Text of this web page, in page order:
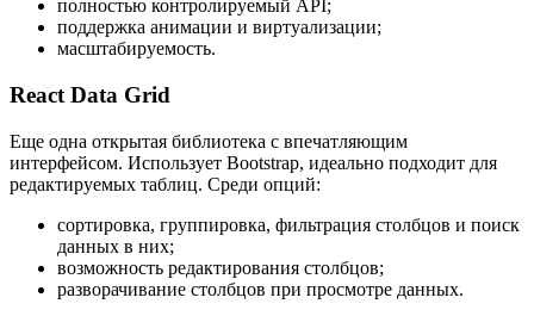
полностью контролируемый API;
поддержка анимации и виртуализации;
масштабируемость.
React Data Grid
Еще одна открытая библиотека с впечатляющим
интерфейсом. Использует Bootstrap, идеально подходит для
редактируемых таблиц. Среди опций:
сортировка, группировка, фильтрация столбцов и поиск
данных в них;
возможность редактирования столбцов;
разворачивание столбцов при просмотре данных.